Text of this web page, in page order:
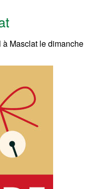
à Masclat le dimanche